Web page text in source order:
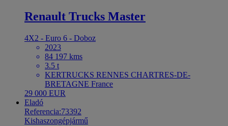
Renault Trucks Master
4X2 - Euro 6 - Doboz
2023
84 197 kms
3.5 t
KERTRUCKS RENNES CHARTRES-DE-
BRETAGNE France
29 000 EUR
Eladó
Referencia:73392
Kishaszongépjármű